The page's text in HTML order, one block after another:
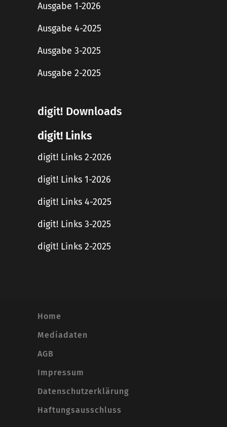
Ausgabe 1-2026
Ausgabe 4-2025
Ausgabe 3-2025
Ausgabe 2-2025
digit! Downloads
digit! Links
digit! Links 2-2026
digit! Links 1-2026
digit! Links 4-2025
digit! Links 3-2025
digit! Links 2-2025
Home
Mediadaten
AGB
Impressum
Datenschutzerklärung
Haftungsausschluss